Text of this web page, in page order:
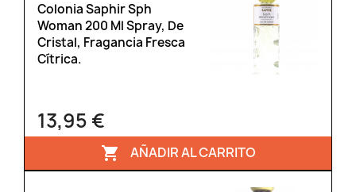
Colonia Saphir Sph
Woman 200 Ml Spray, De
Cristal, Fragancia Fresca
Cítrica.
13,95 €
 AÑADIR AL CARRITO